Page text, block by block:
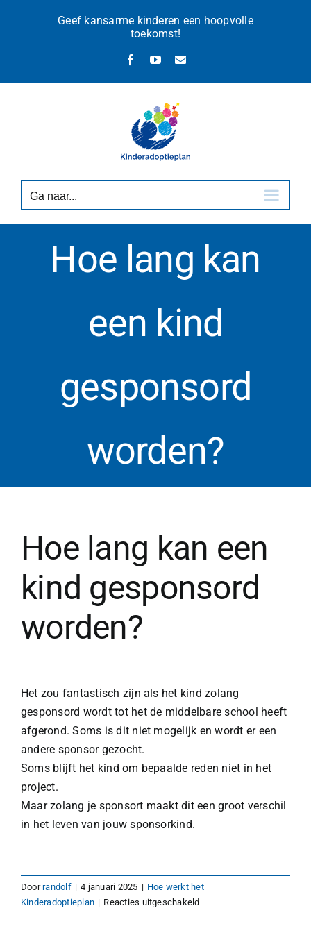
Geef kansarme kinderen een hoopvolle
toekomst!
FacebookYouTube
E-
Ga naar...
Hoe lang kan
een kind
gesponsord
worden?
Hoe lang kan een
kind gesponsord
worden?
Het zou fantastisch zijn als het kind zolang
gesponsord wordt tot het de middelbare school heeft
afgerond. Soms is dit niet mogelijk en wordt er een
andere sponsor gezocht.
Soms blijft het kind om bepaalde reden niet in het
project.
Maar zolang je sponsort maakt dit een groot verschil
in het leven van jouw sponsorkind.
Doorrandolf | 4 januari 2025 | Hoe werkt het
Kinderadoptieplan | Reacties uitgeschakeldvoor
Hoe